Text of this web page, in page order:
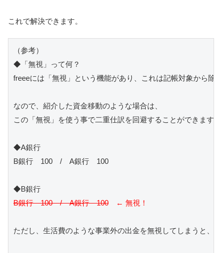
これで解決できます。
（参考）
◆「無視」って何？
freeeには「無視」という機能があり、これは記帳対象から除
なので、紹介した資金移動のような場合は、
この「無視」を使う事で二重仕訳を回避することができます。
◆A銀行
B銀行　100　/　A銀行　100
B銀行　100　/　A銀行　100 ← 無視！
ただし、生活費のような事業外の出金を無視してしまうと、